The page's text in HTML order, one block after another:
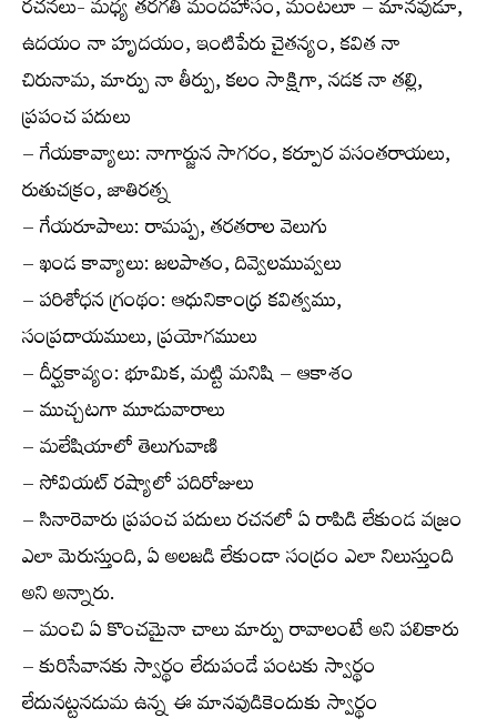
రచనలు- మధ్య తరగతి మందహాసం, మంటలూ – మానవుడూ,
ఉదయం నా హృదయం, ఇంటిపేరు చైతన్యం, కవిత నా
చిరునామ, మార్పు నా తీర్పు, కలం సాక్షిగా, నడక నా తల్లి,
ప్రపంచ పదులు
– గేయకావ్యాలు: నాగార్జున సాగరం, కర్పూర వసంతరాయలు,
రుతుచక్రం, జాతిరత్న
– గేయరూపాలు: రామప్ప, తరతరాల వెలుగు
– ఖండ కావ్యాలు: జలపాతం, దివ్వెలమువ్వలు
– పరిశోధన గ్రంథం: ఆధునికాంధ్ర కవిత్వము,
సంప్రదాయములు, ప్రయోగములు
– దీర్ఘకావ్యం: భూమిక, మట్టి మనిషి – ఆకాశం
– ముచ్చటగా మూడువారాలు
– మలేషియాలో తెలుగువాణి
– సోవియట్ రష్యాలో పదిరోజులు
– సినారెవారు ప్రపంచ పదులు రచనలో ఏ రాపిడి లేకుండ వజ్రం
ఎలా మెరుస్తుంది, ఏ అలజడి లేకుండా సంద్రం ఎలా నిలుస్తుంది
అని అన్నారు.
– మంచి ఏ కొంచమైనా చాలు మార్పు రావాలంటే అని పలికారు
– కురిసేవానకు స్వార్థం లేదుపండే పంటకు స్వార్థం
లేదునట్టనడుమ ఉన్న ఈ మానవుడికెందుకు స్వార్థం